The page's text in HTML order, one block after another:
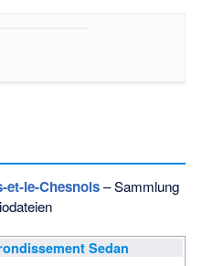
et-le-Chesnois– Sammlung
Sedan